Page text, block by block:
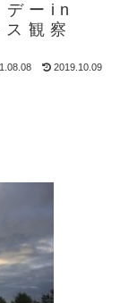
ーin
観察
2019.10.09